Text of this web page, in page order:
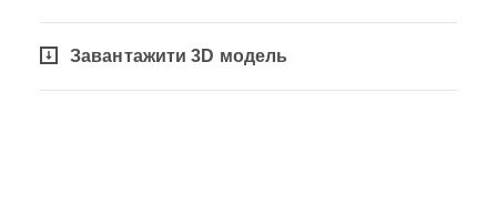
Завантажити 3D модель